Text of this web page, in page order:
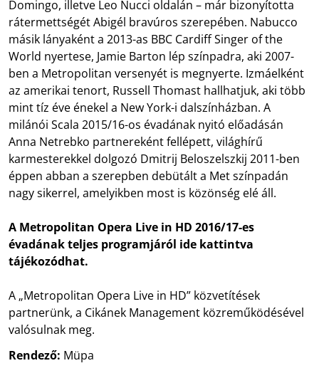
Domingo, illetve Leo Nucci oldalán – már bizonyította
rátermettségét Abigél bravúros szerepében. Nabucco
másik lányaként a 2013-as BBC Cardiff Singer of the
World nyertese, Jamie Barton lép színpadra, aki 2007-
ben a Metropolitan versenyét is megnyerte. Izmáelként
az amerikai tenort, Russell Thomast hallhatjuk, aki több
mint tíz éve énekel a New York-i dalszínházban. A
milánói Scala 2015/16-os évadának nyitó előadásán
Anna Netrebko partnereként fellépett, világhírű
karmesterekkel dolgozó Dmitrij Beloszelszkij 2011-ben
éppen abban a szerepben debütált a Met színpadán
nagy sikerrel, amelyikben most is közönség elé áll.
A Metropolitan Opera Live in HD 2016/17-es
évadának teljes programjáról ide kattintva
tájékozódhat.
A „Metropolitan Opera Live in HD” közvetítések
partnerünk, a Cikánek Management közreműködésével
valósulnak meg.
Rendező: Müpa